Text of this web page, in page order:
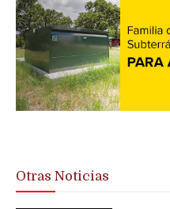
Otras Noticias